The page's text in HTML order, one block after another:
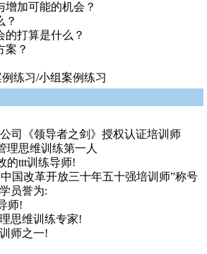
增加可能的机会？
？
的打算是什么？
案？
练习/小组案例练习
公司《领导者之剑》授权认证培训师
理思维训练第一人
的ttt训练导师!
中国改革开放三十年五十强培训师”称号
员誉为:
师!
思维训练专家!
师之一!